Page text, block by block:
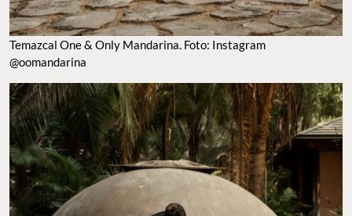
Temazcal One & Only Mandarina. Foto: Instagram
@oomandarina